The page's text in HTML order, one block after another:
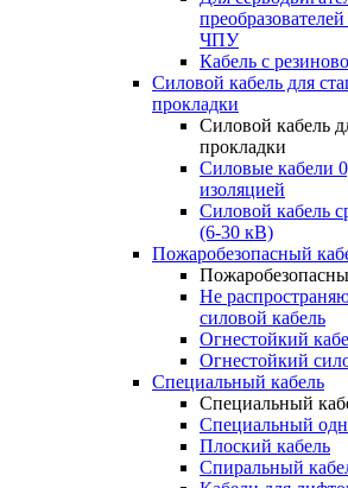
ЧПУ
Кабель с
Силовой кабель для
прокладки
Силовой кабель
прокладки
Силовые кабели
изоляцией
Силовой кабель
(6-30 кВ)
Пожаробезопасный
Не
силовой кабель
Огнестойкий
Огнестойкий
Специальный кабель
Специальный
Специальный
Плоский кабель
Спиральный